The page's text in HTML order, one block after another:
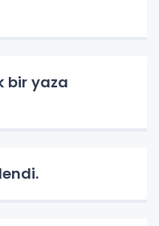
bir yaza